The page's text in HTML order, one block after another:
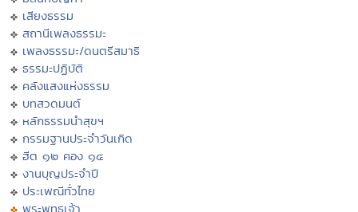
เสียงธรรม
สถานีเพลงธรรมะ
เพลงธรรมะ/ดนตรีสมาธิ
ธรรมะปฏิบัติ
คลังแสงแห่งธรรม
บทสวดมนต์
หลักธรรมนำสุขฯ
กรรมฐานประจำวันเกิด
ฮีต ๑๒ คอง ๑๔
งานบุญประจำปี
ประเพณีทั่วไทย
พระพุทธเจ้า